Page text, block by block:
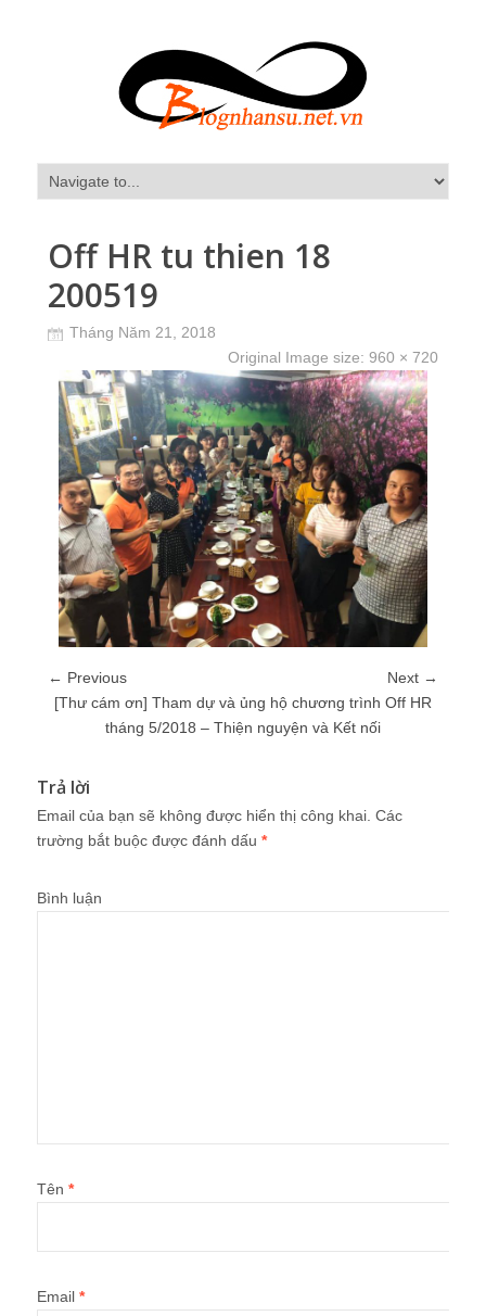
Off HR tu thien 18
200519
Tháng Năm 21, 2018
Original Image size: 960 × 720
← Previous
Next →
[Thư cám ơn] Tham dự và ủng hộ chương trình Off HR
tháng 5/2018 – Thiện nguyện và Kết nối
Trả lời
Email của bạn sẽ không được hiển thị công khai. Các
trường bắt buộc được đánh dấu *
Bình luận
Tên *
Email *